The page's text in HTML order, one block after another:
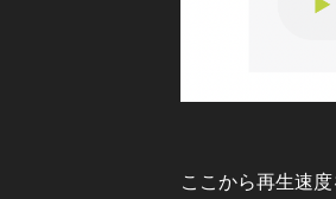
ここから再生速度